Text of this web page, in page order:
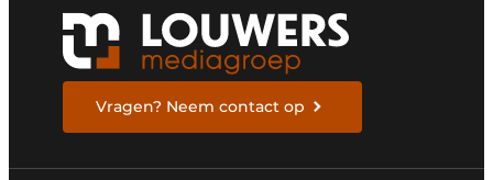
Vragen? Neem contact op